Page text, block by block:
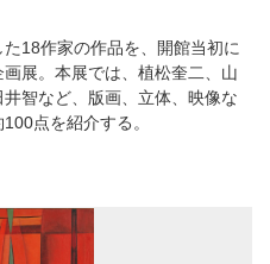
18作家の作品を、開館当初に
展。本展では、植松奎二、山
智など、版画、立体、映像な
点を紹介する。